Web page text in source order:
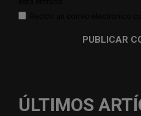
ÚLTIMOS